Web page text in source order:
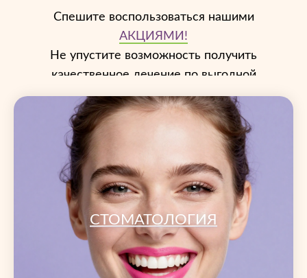
Спешите воспользоваться нашими
АКЦИЯМИ!
Не упустите возможность получить
качественное лечение по выгодной
цене!
СТОМАТОЛОГИЯ